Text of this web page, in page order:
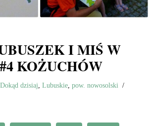
I MIŚ W
KOŻUCHÓW
Dokąd dzisiaj Lubuskie pow. nowosolski